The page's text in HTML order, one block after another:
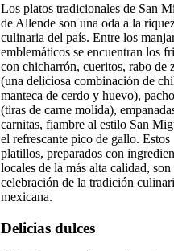
Los platos tradicionales de San
de Allende son una oda a la
culinaria del país. Entre los
emblemáticos se encuentran los
con chicharrón, cueritos, rabo de
(una deliciosa combinación de
manteca de cerdo y huevo),
(tiras de carne molida),
carnitas, fiambre al estilo San
el refrescante pico de gallo. Estos
platillos, preparados con
locales de la más alta calidad, son
celebración de la tradición
mexicana.
Delicias dulces